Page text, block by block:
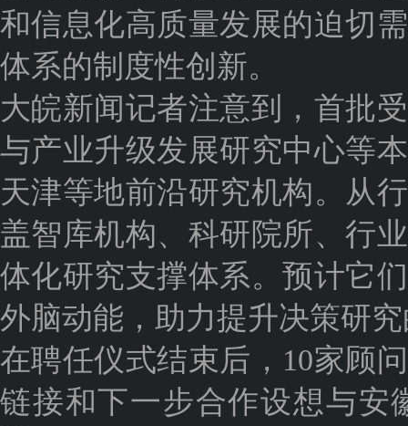
和信息化高质量发展的迫切
体系的制度性创新。
大皖新闻记者注意到，首批
与产业升级发展研究中心等
天津等地前沿研究机构。从
盖智库机构、科研院所、行
体化研究支撑体系。预计它
外脑动能，助力提升决策研
在聘任仪式结束后，10家顾
链接和下一步合作设想与安